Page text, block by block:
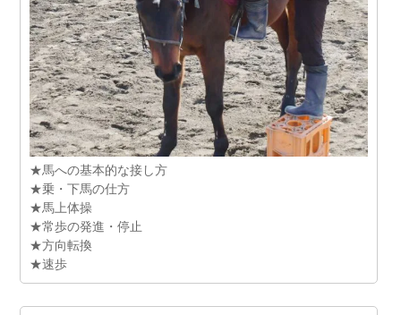
★馬への基本的な接し方
★乗・下馬の仕方
★馬上体操
★常歩の発進・停止
★方向転換
★速歩